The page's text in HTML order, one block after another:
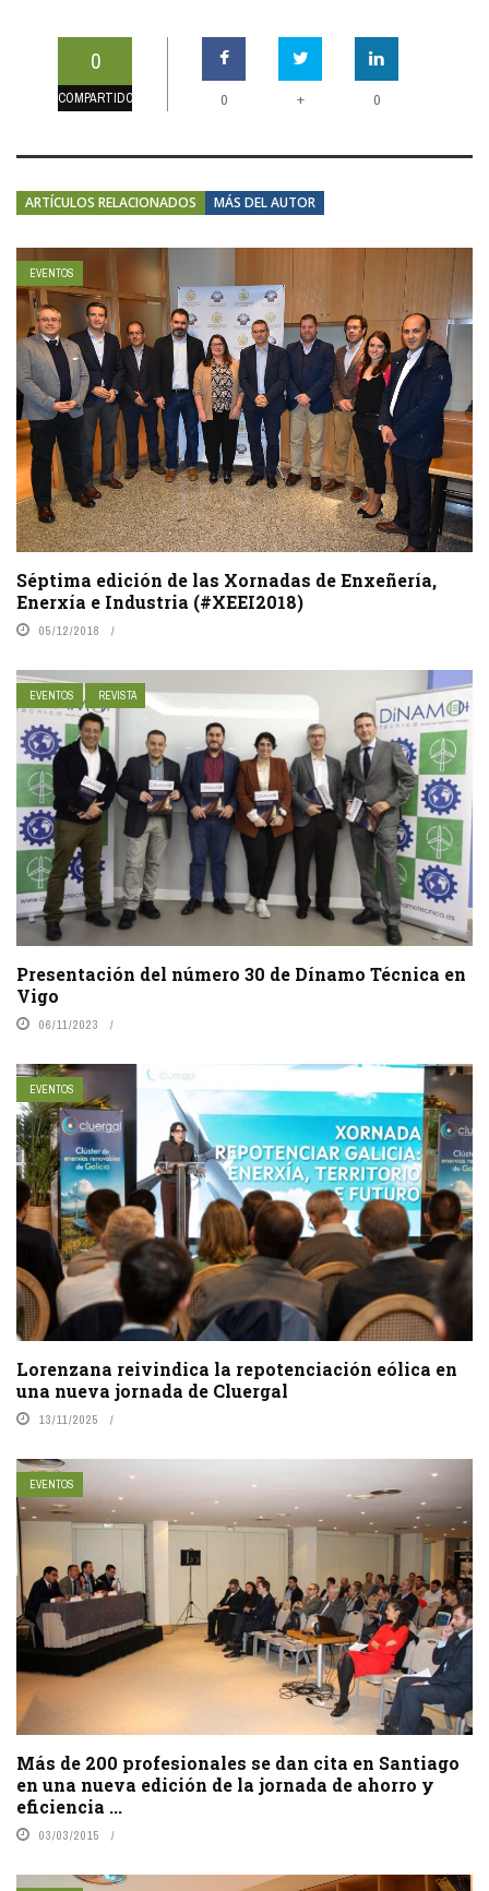
0
COMPARTIDOS 0 + 0
ARTÍCULOS RELACIONADOS MÁS DEL AUTOR
EVENTOS
Séptima edición de las Xornadas de Enxeñería,
Enerxía e Industria (#XEEI2018)
05/12/2018
EVENTOS REVISTA
Presentación del número 30 de Dínamo Técnica en
Vigo
06/11/2023
EVENTOS
Lorenzana reivindica la repotenciación eólica en
una nueva jornada de Cluergal
13/11/2025
EVENTOS
Más de 200 profesionales se dan cita en Santiago
en una nueva edición de la jornada de ahorro y
eficiencia ...
03/03/2015